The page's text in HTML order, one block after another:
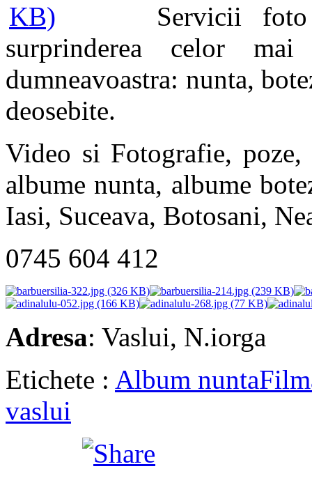
Servicii
surprinderea celor
dumneavoastra: nunta,
deosebite.
Video si Fotografie,
albume nunta, albume
Iasi, Suceava, Botosani,
0745 604 412
Adresa: Vaslui, N.iorga
Etichete : Album nunta
vaslui